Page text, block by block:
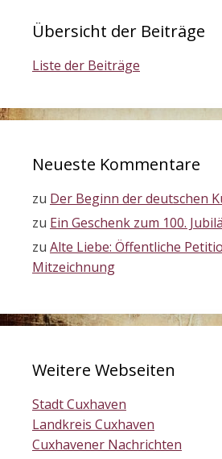
Übersicht der Beiträge
Liste der Beiträge
Neueste Kommentare
zu Der Beginn der deutschen
zu Ein Geschenk zum 100.
zu Alte Liebe: Öffentliche
Mitzeichnung
Weitere Webseiten
Stadt Cuxhaven
Landkreis Cuxhaven
Cuxhavener Nachrichten